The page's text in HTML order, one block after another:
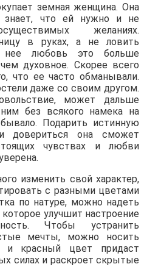
земная женщина. Она
знает, что ей нужно и не
желаниях.
в руках, а не ловить
любовь это больше
духовное. Скорее всего
что ее часто обманывали.
даже со своим другом.
может дальше
без всякого намека на
Подарить истинную
довериться она сможет
чувствах и любви
изменить свой характер,
с разными цветами
по натуре, можно надеть
улучшит настроение
Чтобы устранить
мечты, можно носить
красный цвет придаст
силах и раскроет скрытые